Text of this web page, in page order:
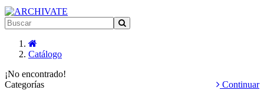
Catálogo
¡No encontrado!
Continuar
Categorías